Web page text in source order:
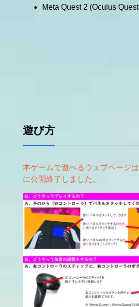
Meta Quest 2 (Oculus
遊び方
本ゲームで遊べるウェブページ
に公開終了しました。